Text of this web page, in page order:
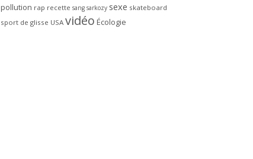
pollution rap recette sang sarkozy sexe skateboard
sport de glisse USA vidéo Écologie